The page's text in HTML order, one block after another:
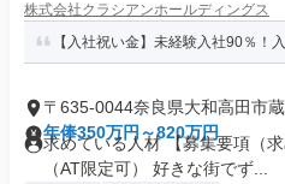
株式会社クラシアンホールディングス
【入社祝い金】未経験入社90％！
〒635-0044奈良県大和高田市
年俸350万円～820万円
求めている人材 【募集要項（
（AT限定可） 好きな街でず...